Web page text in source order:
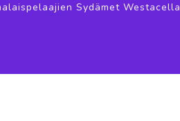
Sydämet Westacella